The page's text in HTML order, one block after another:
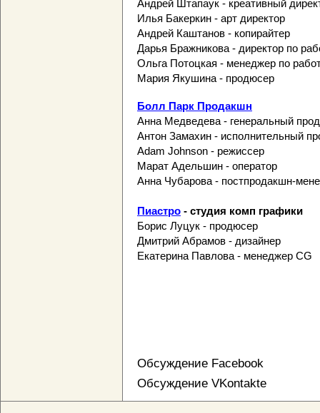
Андрей Штапаук - креативный
Илья Бакеркин - арт директор
Андрей Каштанов - копирайтер
Дарья Бражникова - директор по
Ольга Потоцкая - менеджер по
Мария Якушина - продюсер
Болл Парк Продакшн
Анна Медведева - генеральный
Антон Замахин - исполнительный
Adam Johnson - режиссер
Марат Адельшин - оператор
Анна Чубарова - постпродакшн-
Пиастро - студия комп графики
Борис Луцук - продюсер
Дмитрий Абрамов - дизайнер
Екатерина Павлова - менеджер CG
Обсуждение Facebook
Обсуждение VKontakte